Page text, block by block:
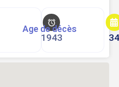
1943
Age de décès